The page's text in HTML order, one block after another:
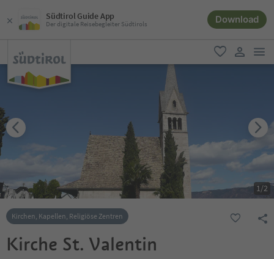
Südtirol Guide App
Der digitale Reisebegleiter Südtirols Download
favorit
user link
1/2
Kirchen, Kapellen, Religiöse Zentren
Kirche St. Valentin